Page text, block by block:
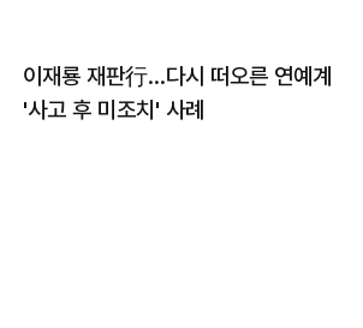
이재룡 재판行…다시 떠오른 연예계
'사고 후 미조치' 사례